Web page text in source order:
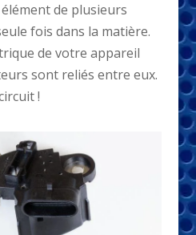
de plusieurs
fois dans la matière.
de votre appareil
sont reliés entre eux.
!